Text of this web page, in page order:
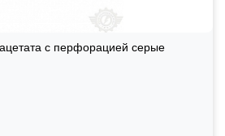
с перфорацией серые